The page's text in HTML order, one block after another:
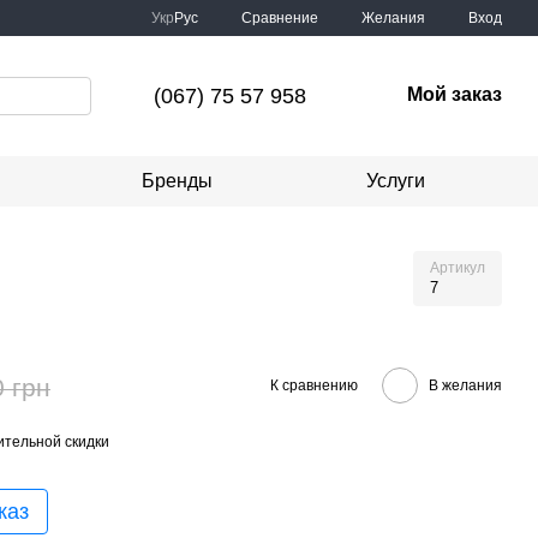
Укр Рус Сравнение Желания Вход
(067) 75 57 958 Мой заказ
Бренды Услуги
Артикул
7
грн К сравнению В желания
скидки